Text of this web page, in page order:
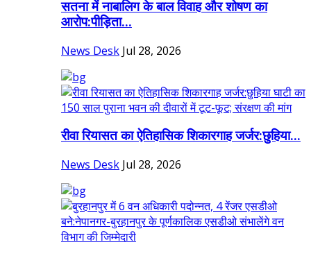
सतना में नाबालिग के बाल विवाह और शोषण का
आरोप:पीड़िता...
News Desk Jul 28, 2026
रीवा रियासत का ऐतिहासिक शिकारगाह जर्जर:छुहिया...
News Desk Jul 28, 2026